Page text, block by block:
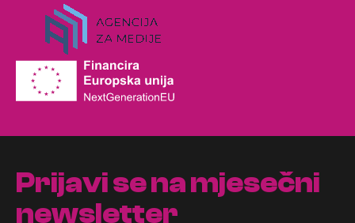
Prijavi se na mjesečni
newsletter